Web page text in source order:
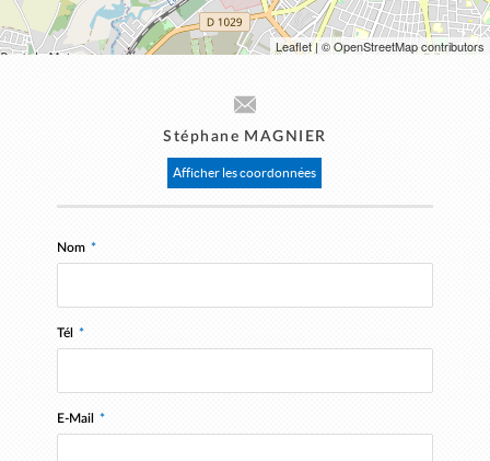
Leaflet| © OpenStreetMap contributors
Stéphane MAGNIER
Afficher les coordonnées
Nom *
Tél *
E-Mail *